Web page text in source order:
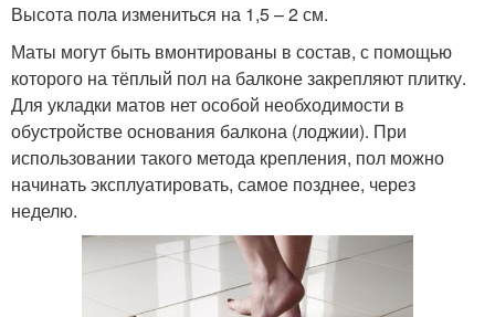
Высота пола измениться на 1,5 – 2 см.
Маты могут быть вмонтированы в состав, с помощью
которого на тёплый пол на балконе закрепляют плитку.
Для укладки матов нет особой необходимости в
обустройстве основания балкона (лоджии). При
использовании такого метода крепления, пол можно
начинать эксплуатировать, самое позднее, через
неделю.